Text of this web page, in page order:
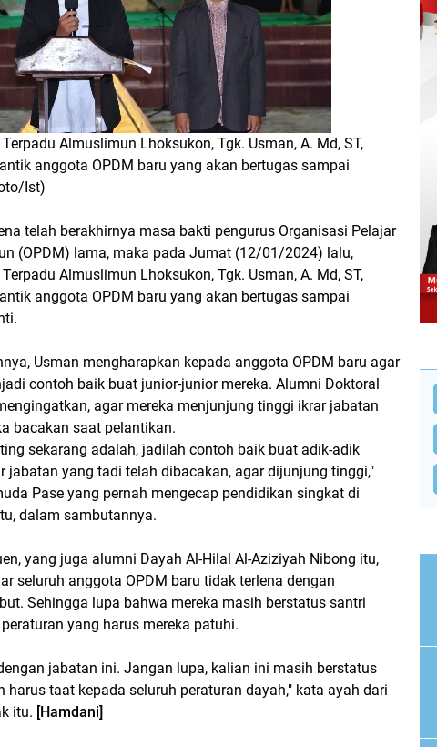
Almuslimun Lhoksukon, Tgk. Usman, A. Md, ST,
anggota OPDM baru yang akan bertugas sampai
Ist)
telah berakhirnya masa bakti pengurus Organisasi Pelajar
(OPDM) lama, maka pada Jumat (12/01/2024) lalu,
Almuslimun Lhoksukon, Tgk. Usman, A. Md, ST,
anggota OPDM baru yang akan bertugas sampai
Usman mengharapkan kepada anggota OPDM baru agar
contoh baik buat junior-junior mereka. Alumni Doktoral
agar mereka menjunjung tinggi ikrar jabatan
bacakan saat pelantikan.
sekarang adalah, jadilah contoh baik buat adik-adik
jabatan yang tadi telah dibacakan, agar dijunjung tinggi,"
Pase yang pernah mengecap pendidikan singkat di
dalam sambutannya.
yang juga alumni Dayah Al-Hilal Al-Aziziyah Nibong itu,
seluruh anggota OPDM baru tidak terlena dengan
Sehingga lupa bahwa mereka masih berstatus santri
yang harus mereka patuhi.
jabatan ini. Jangan lupa, kalian ini masih berstatus
harus taat kepada seluruh peraturan dayah," kata ayah dari
itu. [Hamdani]